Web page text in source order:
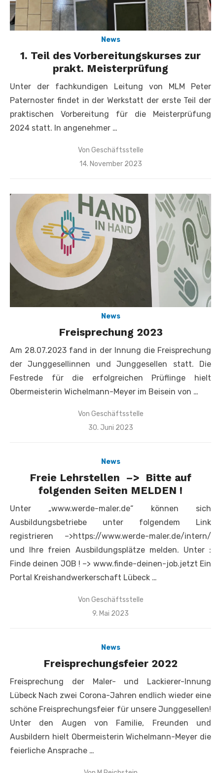
News
1. Teil des Vorbereitungskurses zur
prakt. Meisterprüfung
Unter der fachkundigen Leitung von MLM Peter
Paternoster findet in der Werkstatt der erste Teil der
praktischen Vorbereitung für die Meisterprüfung
2024 statt. In angenehmer …
Von Geschäftsstelle
Veröffentlicht
14. November 2023
News
Freisprechung 2023
Am 28.07.2023 fand in der Innung die Freisprechung
der Junggesellinnen und Junggesellen statt. Die
Festrede für die erfolgreichen Prüflinge hielt
Obermeisterin Wichelmann-Meyer im Beisein von …
Von Geschäftsstelle
Veröffentlicht
30. Juni 2023
News
Freie Lehrstellen –> Bitte auf
folgenden Seiten MELDEN !
Unter „www.werde-maler.de“ können sich
Ausbildungsbetriebe unter folgendem Link
registrieren –>https://www.werde-maler.de/intern/
und Ihre freien Ausbildungsplätze melden. Unter :
Finde deinen JOB ! –> www.finde-deinen-job.jetzt Ein
Portal Kreishandwerkerschaft Lübeck …
Von Geschäftsstelle
Veröffentlicht
9. Mai 2023
News
Freisprechungsfeier 2022
Freisprechung der Maler- und Lackierer-Innung
Lübeck Nach zwei Corona-Jahren endlich wieder eine
schöne Freisprechungsfeier für unsere Junggesellen!
Unter den Augen von Familie, Freunden und
Ausbildern hielt Obermeisterin Wichelmann-Meyer die
feierliche Ansprache …